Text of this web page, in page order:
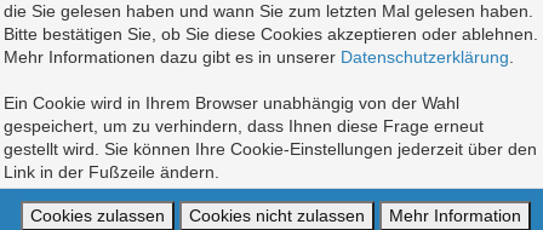
die Sie gelesen haben und wann Sie zum letzten Mal gelesen haben.
Bitte bestätigen Sie, ob Sie diese Cookies akzeptieren oder ablehnen.
Mehr Informationen dazu gibt es in unserer Datenschutzerklärung
Ein Cookie wird in Ihrem Browser unabhängig von der Wahl
gespeichert, um zu verhindern, dass Ihnen diese Frage erneut
gestellt wird. Sie können Ihre Cookie-Einstellungen jederzeit über den
Link in der Fußzeile ändern.